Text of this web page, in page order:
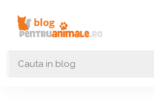
Blog
pentruanimale.ro